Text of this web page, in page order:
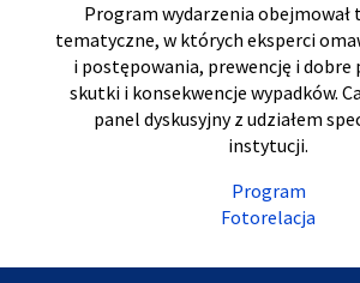
Program wydarzenia obejmował
tematyczne, w których eksperci
i postępowania, prewencję i dobre
skutki i konsekwencje wypadków.
panel dyskusyjny z udziałem
instytucji.
Program
Fotorelacja